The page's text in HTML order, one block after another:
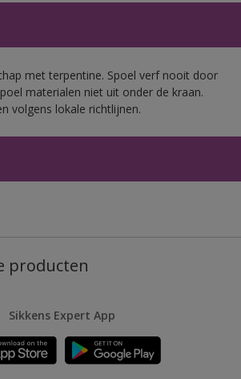
met terpentine. Spoel verf nooit door
materialen niet uit onder de kraan.
volgens lokale richtlijnen.
producten
Sikkens Expert App